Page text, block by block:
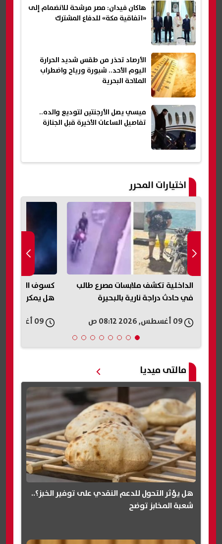
هاكان فيدان: مصر مرشحة للانضمام إلى
«اتفاقية مكة» للدفاع المشترك
الأرصاد تحذر من طقس شديد الحرارة
اليوم الأحد.. شبورة ورياح واضطراب
الملاحة البحرية
ميسي يصل الأرجنتين لتوديع والده..
تفاصيل الساعات الأخيرة قبل الجنازة
اختيارات المحرر
الداخلية تكشف ملابسات مصرع طالب
في حادث دراجة نارية بالبحيرة
هل يمكن
مالتى ميديا
هل يؤثر التحول للدعم النقدي على توفير الخبز؟..
شعبة المخابز توضح